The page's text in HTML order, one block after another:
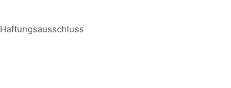
Haftungsausschluss